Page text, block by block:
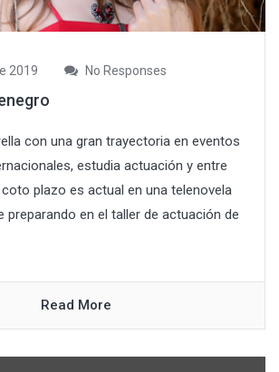
2019 No Responses
con una gran trayectoria en eventos
estudia actuación y entre
plazo es actual en una telenovela
preparando en el taller de actuación de
Read More